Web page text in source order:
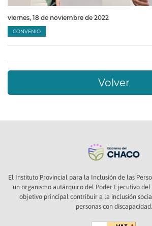
viernes, 18 de noviembre de 2022
CONVENIO
Volver
El Instituto Provincial para la Inclusión de las
un organismo autárquico del Poder Ejecutivo
objetivo principal contribuir a la inclusión
personas con discapacidad.